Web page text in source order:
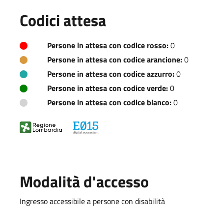
Codici attesa
Persone in attesa con codice rosso:0
Persone in attesa con codice arancione:0
Persone in attesa con codice azzurro:0
Persone in attesa con codice verde:0
Persone in attesa con codice bianco:0
Modalità d'accesso
Ingresso accessibile a persone con disabilità